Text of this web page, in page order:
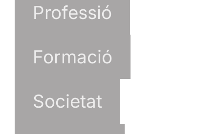
Professió
Formació
Societat